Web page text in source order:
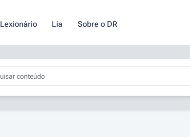
Lexionário Lia Sobre o DR